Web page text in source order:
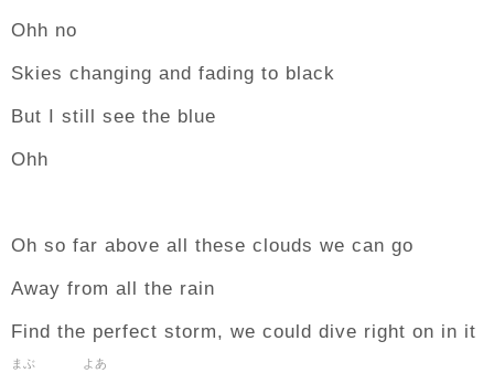
Ohh no
Skies changing and fading to black
But I still see the blue
Ohh
Oh so far above all these clouds we can go
Away from all the rain
Find the perfect storm, we could dive right on in it
まぶ よあ